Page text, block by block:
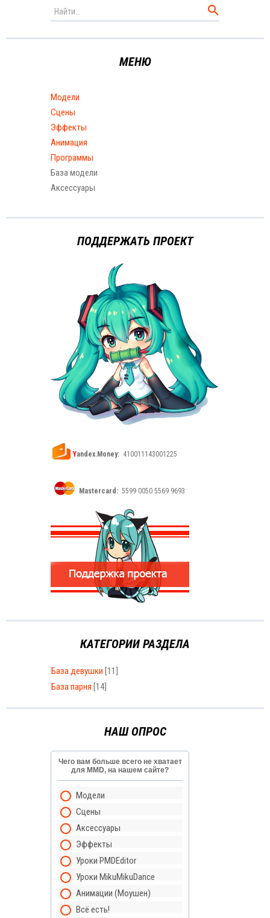
МЕНЮ
Модели
Сцены
Эффекты
Анимация
Программы
База модели
Аксессуары
ПОДДЕРЖАТЬ ПРОЕКТ
Yandex.Money: 410011143001225
Mastercard: 5599 0050 5569 9693
КАТЕГОРИИ РАЗДЕЛА
База девушки [11]
База парня [14]
НАШ ОПРОС
Чего вам больше всего не хватает
для MMD, на нашем сайте?
Модели
Сцены
Аксессуары
Эффекты
Уроки PMDEditor
Уроки MikuMikuDance
Анимации (Моушен)
Всё есть!